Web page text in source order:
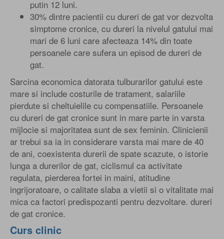
putin 12 luni.
30% dintre pacientii cu dureri de gat vor dezvolta
simptome cronice, cu dureri la nivelul gatului mai
mari de 6 luni care afecteaza 14% din toate
persoanele care sufera un episod de dureri de
gat.
Sarcina economica datorata tulburarilor gatului este
mare si include costurile de tratament, salariile
pierdute si cheltuielile cu compensatiile. Persoanele
cu dureri de gat cronice sunt in mare parte in varsta
mijlocie si majoritatea sunt de sex feminin. Clinicienii
ar trebui sa ia in considerare varsta mai mare de 40
de ani, coexistenta durerii de spate scazute, o istorie
lunga a durerilor de gat, ciclismul ca activitate
regulata, pierderea fortei in maini, atitudine
ingrijoratoare, o calitate slaba a vietii si o vitalitate mai
mica ca factori predispozanti pentru dezvoltare. dureri
de gat cronice.
Curs clinic